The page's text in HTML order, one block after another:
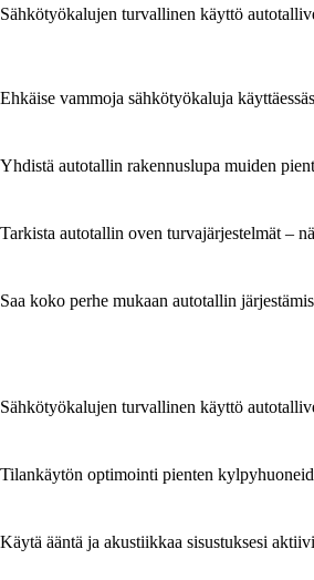
Sähkötyökalujen turvallinen käyttö
Ehkäise vammoja sähkötyökaluja
Yhdistä autotallin rakennuslupa muiden
Tarkista autotallin oven turvajärjestelmät –
Saa koko perhe mukaan autotallin
Sähkötyökalujen turvallinen käyttö
Tilankäytön optimointi pienten
Käytä ääntä ja akustiikkaa sisustuksesi